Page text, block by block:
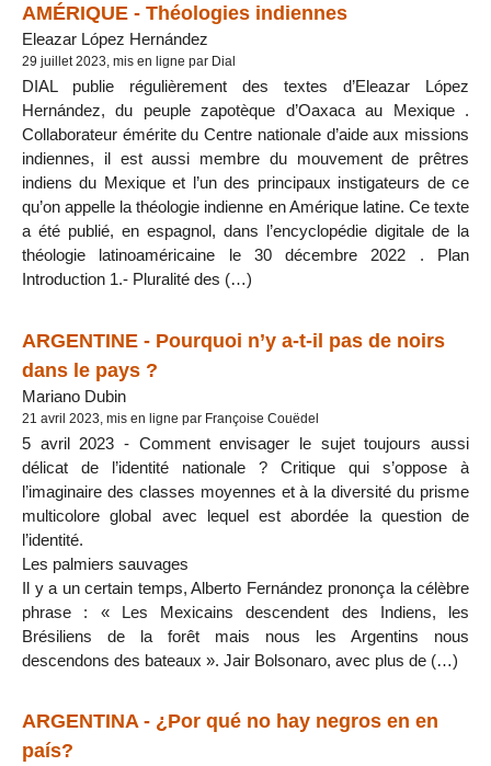
AMÉRIQUE - Théologies indiennes
Eleazar López Hernández
29 juillet 2023, mis en ligne par Dial
DIAL publie régulièrement des textes d’Eleazar López
Hernández, du peuple zapotèque d’Oaxaca au Mexique .
Collaborateur émérite du Centre nationale d’aide aux missions
indiennes, il est aussi membre du mouvement de prêtres
indiens du Mexique et l’un des principaux instigateurs de ce
qu’on appelle la théologie indienne en Amérique latine. Ce texte
a été publié, en espagnol, dans l’encyclopédie digitale de la
théologie latinoaméricaine le 30 décembre 2022 . Plan
Introduction 1.- Pluralité des (…)
ARGENTINE - Pourquoi n’y a-t-il pas de noirs
dans le pays ?
Mariano Dubin
21 avril 2023, mis en ligne par Françoise Couëdel
5 avril 2023 - Comment envisager le sujet toujours aussi
délicat de l’identité nationale ? Critique qui s’oppose à
l’imaginaire des classes moyennes et à la diversité du prisme
multicolore global avec lequel est abordée la question de
l’identité.
Les palmiers sauvages
Il y a un certain temps, Alberto Fernández prononça la célèbre
phrase : « Les Mexicains descendent des Indiens, les
Brésiliens de la forêt mais nous les Argentins nous
descendons des bateaux ». Jair Bolsonaro, avec plus de (…)
ARGENTINA - ¿Por qué no hay negros en en
país?